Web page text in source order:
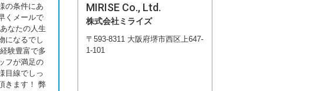
の条件にあ
くメールで
なたの人生
になるでし
験豊富で多
フが満足の
目線でしっ
きます！ 弊
MIRISE Co., Ltd.
株式会社ミライズ
〒593-8311 大阪府堺市西区上647-
1-101